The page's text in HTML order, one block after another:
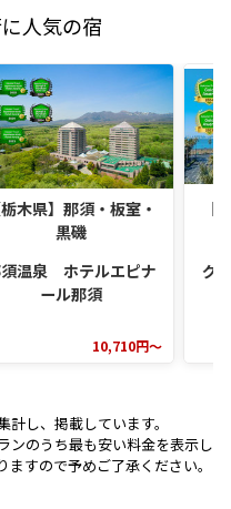
人気の宿
栃木県】那須・板室・
黒磯
温泉 ホテルエピナ
ール那須
10,710円～
【
グ
し、掲載しています。
ンのうち最も安い料金を表示し
すので予めご了承ください。